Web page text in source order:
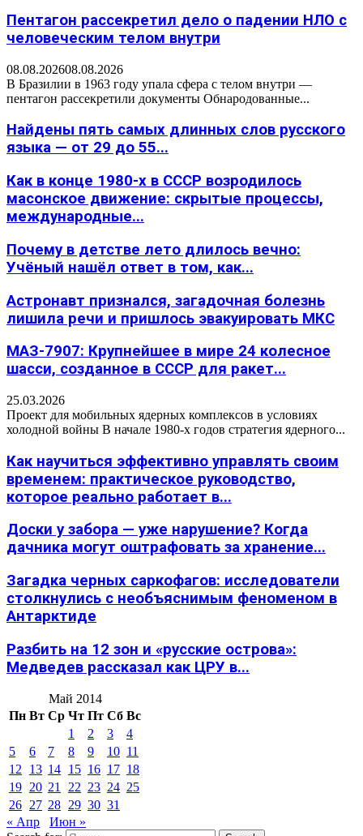
Пентагон рассекретил дело о падении НЛО с
человеческим телом внутри
08.08.202608.08.2026
В Бразилии в 1963 году упала сфера с телом внутри —
пентагон рассекретили документы Обнародованные...
Найдены пять самых длинных слов русского
языка — от 29 до 55...
Как в конце 1980-х в СССР возродилось
масонское движение: скрытые процессы,
международные...
Почему в детстве лето длилось вечно:
Учёный нашёл ответ в том, как...
Астронавт признался, загадочная болезнь
лишила речи и пришлось эвакуировать МКС
МАЗ-7907: Крупнейшее в мире 24 колесное
шасси, созданное в СССР для ракет...
25.03.2026
Проект для мобильных ядерных комплексов в условиях
холодной войны В начале 1980-х годов стратегия ядерного...
Как научиться эффективно управлять своим
временем: практическое руководство,
которое реально работает в...
Доски у забора — уже нарушение? Когда
дачника могут оштрафовать за хранение...
Загадка черных саркофагов: исследователи
столкнулись с необъяснимым феноменом в
Антарктиде
Разбить на 12 зон и «русские острова»:
Медведев рассказал как ЦРУ в...
Май 2014
Пн Вт Ср Чт Пт Сб Вс
1
2 3
4
5
6 7 8 9 10 11
12
13 14 15 16 17 18
19 20 21 22 23 24 25
26 27 28 29 30 31
« Апр
Июн »